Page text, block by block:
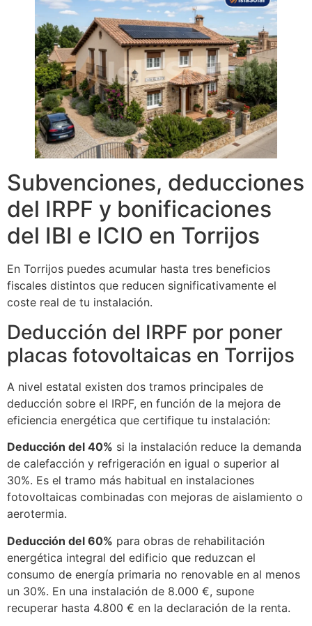
Subvenciones, deducciones
del IRPF y bonificaciones
del IBI e ICIO en Torrijos
En Torrijos puedes acumular hasta tres beneficios
fiscales distintos que reducen significativamente el
coste real de tu instalación.
Deducción del IRPF por poner
placas fotovoltaicas en Torrijos
A nivel estatal existen dos tramos principales de
deducción sobre el IRPF, en función de la mejora de
eficiencia energética que certifique tu instalación:
Deducción del 40% si la instalación reduce la demanda
de calefacción y refrigeración en igual o superior al
30%. Es el tramo más habitual en instalaciones
fotovoltaicas combinadas con mejoras de aislamiento o
aerotermia.
Deducción del 60% para obras de rehabilitación
energética integral del edificio que reduzcan el
consumo de energía primaria no renovable en al menos
un 30%. En una instalación de 8.000 €, supone
recuperar hasta 4.800 € en la declaración de la renta.